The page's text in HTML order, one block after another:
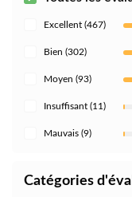
Excellent (467)
Bien (302)
Moyen (93)
Insuffisant (11)
Mauvais (9)
Catégories